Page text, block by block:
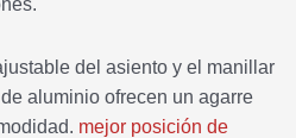
del asiento y el manillar
aluminio ofrecen un agarre
mejor posición de